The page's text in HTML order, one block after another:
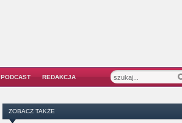
PODCAST REDAKCJA
ZOBACZ TAKŻE